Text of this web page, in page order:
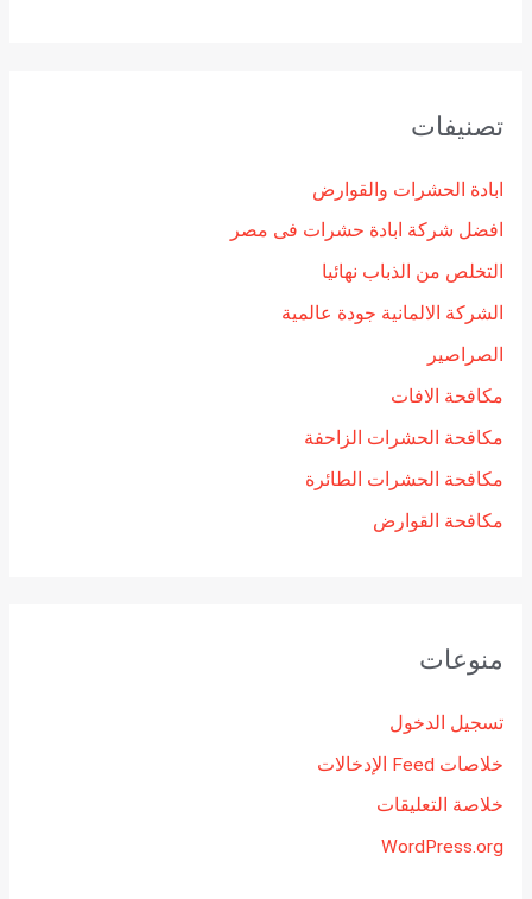
تصنيفات
ابادة الحشرات والقوارض
افضل شركة ابادة حشرات فى مصر
التخلص من الذباب نهائيا
الشركة الالمانية جودة عالمية
الصراصير
مكافحة الافات
مكافحة الحشرات الزاحفة
مكافحة الحشرات الطائرة
مكافحة القوارض
منوعات
تسجيل الدخول
خلاصات Feed الإدخالات
خلاصة التعليقات
WordPress.org